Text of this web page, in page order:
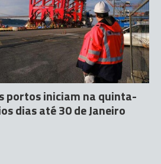
portos iniciam na quinta-
dias até 30 de Janeiro